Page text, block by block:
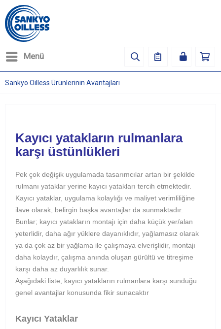
Menü
Sankyo Oilless Ürünlerinin Avantajları
Kayıcı yatakların rulmanlara
karşı üstünlükleri
Pek çok değişik uygulamada tasarımcılar artan bir şekilde
rulmanı yataklar yerine kayıcı yatakları tercih etmektedir.
Kayıcı yataklar, uygulama kolaylığı ve maliyet verimliliğine
ilave olarak, belirgin başka avantajlar da sunmaktadır.
Bunlar; kayıcı yatakların montajı için daha küçük yer/alan
yeterlidir, daha ağır yüklere dayanıklıdır, yağlamasız olarak
ya da çok az bir yağlama ile çalışmaya elverişlidir, montajı
daha kolaydır, çalışma anında oluşan gürültü ve titreşime
karşı daha az duyarlılık sunar.
Aşağıdaki liste, kayıcı yatakların rulmanlara karşı sunduğu
genel avantajlar konusunda fikir sunacaktır
Kayıcı Yataklar